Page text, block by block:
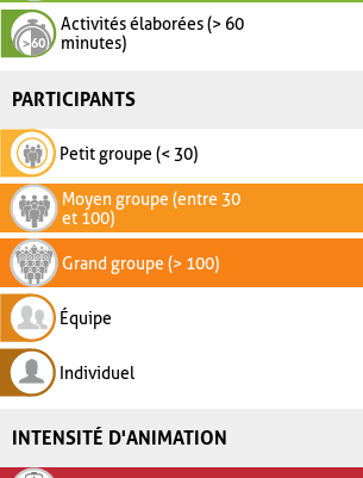
Activités élaborées (> 60
minutes)
PARTICIPANTS
Petit groupe (< 30)
Moyen groupe (entre 30
et 100)
Grand groupe (> 100)
Équipe
Individuel
INTENSITÉ D'ANIMATION